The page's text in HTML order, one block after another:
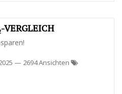
VERGLEICH
— 2694 Ansichten